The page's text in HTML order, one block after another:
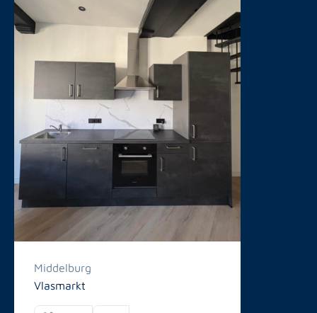
Middelburg
Vlasmarkt